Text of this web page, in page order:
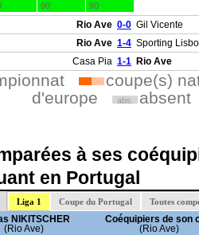
90 90
Rio Ave 0-0 Gil Vicente
Rio Ave 1-4 Sporting
Casa Pia 1-1 Rio Ave
coupe(s)
d'europe
abs. absent
à ses
en Portugal
Liga 1 Coupe du Portugal Toutes
NIKITSCHER
(Rio Ave)
Coéquipiers de son
(Rio Ave)